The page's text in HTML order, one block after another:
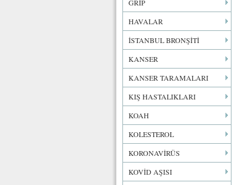
GRİP
HAVALAR
İSTANBUL BRONŞİTİ
KANSER
KANSER TARAMALARI
KIŞ HASTALIKLARI
KOAH
KOLESTEROL
KORONAVİRÜS
KOVİD AŞISI